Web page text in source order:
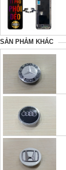
SẢN PHẢM KHÁC